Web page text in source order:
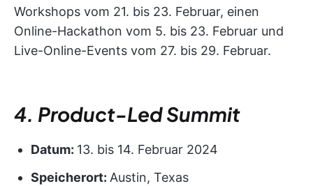
Workshops vom 21. bis 23. Februar, einen
Online-Hackathon vom 5. bis 23. Februar und
Live-Online-Events vom 27. bis 29. Februar.
4. Product-Led Summit
Datum: 13. bis 14. Februar 2024
Speicherort: Austin, Texas